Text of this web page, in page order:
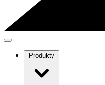
Produkty